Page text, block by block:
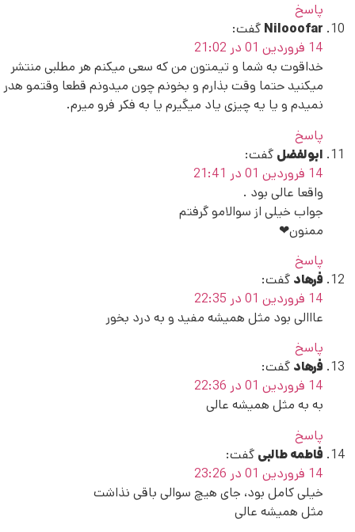
پاسخ
Nilooofar گفت:
14 فروردین 01 در 21:02
خداقوت به شما و تیمتون من که سعی میکنم هر مطلبی منتشر
میکنید حتما وقت بذارم و بخونم چون میدونم قطعا وقتمو هدر
نمیدم و یا یه چیزی یاد میگیرم یا به فکر فرو میرم.
پاسخ
ابولفضل گفت:
14 فروردین 01 در 21:41
واقعا عالی بود .
جواب خیلی از سوالامو گرفتم
ممنون❤
پاسخ
فرهاد گفت:
14 فروردین 01 در 22:35
عااالی بود مثل همیشه مفید و به درد بخور
پاسخ
فرهاد گفت:
14 فروردین 01 در 22:36
به به مثل همیشه عالی
پاسخ
فاطمه طالبی گفت:
14 فروردین 01 در 23:26
خیلی کامل بود، جای هیچ سوالی باقی نذاشت
مثل همیشه عالی